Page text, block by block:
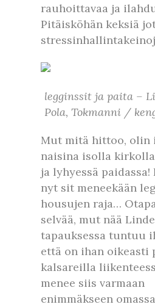
rauhoittavaa ja
Pitäisköhän keksiä
legginssit ja paita –
Pola, Tokmanni /
Mut mitä hittoo, olin
naisina isolla
ja lyhyessä paidassa!
nyt sit meneekään
housujen raja…
selvää, mut nää
tapauksessa tuntuu
että on ihan oikeasti
kalsareilla
menee siis varmaan
enimmäkseen